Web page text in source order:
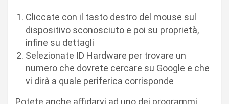
Cliccate con il tasto destro del mouse sul
dispositivo sconosciuto e poi su proprietà,
infine su dettagli
Selezionate ID Hardware per trovare un
numero che dovrete cercare su Google e che
vi dirà a quale periferica corrisponde
Potete anche affidarvi ad uno dei programmi